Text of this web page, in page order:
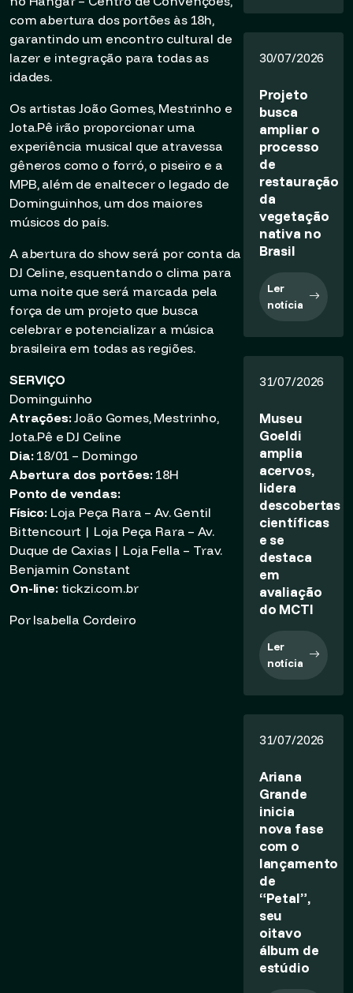
com abertura dos portões às 18h,
garantindo um encontro cultural de
lazer e integração para todas as
idades.
Os artistas João Gomes, Mestrinho e
Jota.Pê irão proporcionar uma
experiência musical que atravessa
gêneros como o forró, o piseiro e a
MPB, além de enaltecer o legado de
Dominguinhos, um dos maiores
músicos do país.
A abertura do show será por conta da
DJ Celine, esquentando o clima para
uma noite que será marcada pela
força de um projeto que busca
celebrar e potencializar a música
brasileira em todas as regiões.
SERVIÇO
Dominguinho
Atrações:João Gomes, Mestrinho,
Jota.Pê e DJ Celine
Dia:18/01 – Domingo
Abertura dos portões:18H
Ponto de vendas:
Físico:Loja Peça Rara – Av. Gentil
Bittencourt | Loja Peça Rara – Av.
Duque de Caxias | Loja Fella – Trav.
Benjamin Constant
On-line:tickzi.com.br
Por Isabella Cordeiro
30/07/2026
Projeto
busca
ampliar o
processo
de
restauração
da
vegetação
nativa no
Brasil
Ler
notícia
31/07/2026
Museu
Goeldi
amplia
acervos,
lidera
descobertas
científicas
e se
destaca
em
avaliação
do MCTI
Ler
notícia
31/07/2026
Ariana
Grande
inicia
nova fase
com o
lançamento
de
“Petal”,
seu
oitavo
álbum de
estúdio